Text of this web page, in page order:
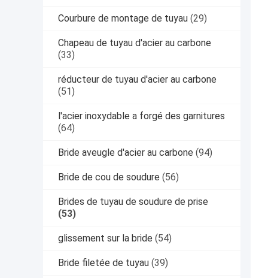
Courbure de montage de tuyau (29)
Chapeau de tuyau d'acier au carbone
(33)
réducteur de tuyau d'acier au carbone
(51)
l'acier inoxydable a forgé des garnitures
(64)
Bride aveugle d'acier au carbone (94)
Bride de cou de soudure (56)
Brides de tuyau de soudure de prise
(53)
glissement sur la bride (54)
Bride filetée de tuyau (39)